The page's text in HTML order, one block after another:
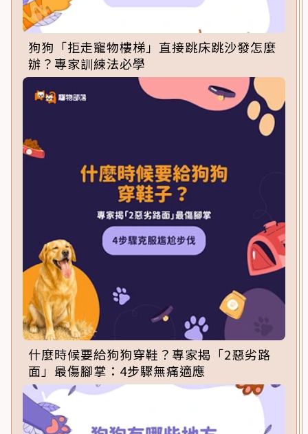
狗狗「拒走寵物樓梯」直接跳床跳沙發怎麼
辦？專家訓練法必學
什麼時候要給狗狗穿鞋？專家揭「2惡劣路
面」最傷腳掌：4步驟無痛適應